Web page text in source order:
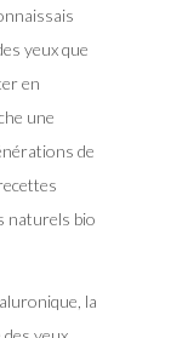
yeux que
en
une
de
naturels bio
la